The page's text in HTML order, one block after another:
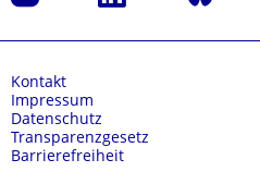
Kontakt
Impressum
Datenschutz
Transparenzgesetz
Barrierefreiheit